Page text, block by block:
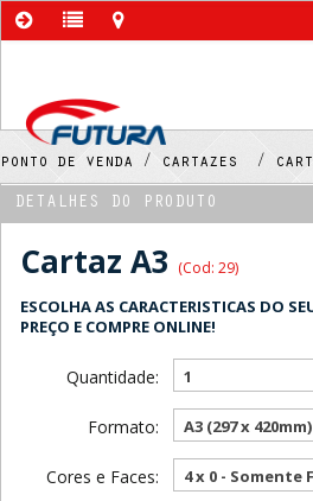
ponto de venda / cartazes /
DETALHES DO PRODUTO
Cartaz A3 (Cod: 29)
ESCOLHA AS CARACTERISTICAS DO
PREÇO E COMPRE ONLINE!
Quantidade: 1
Formato:
Cores e Faces: